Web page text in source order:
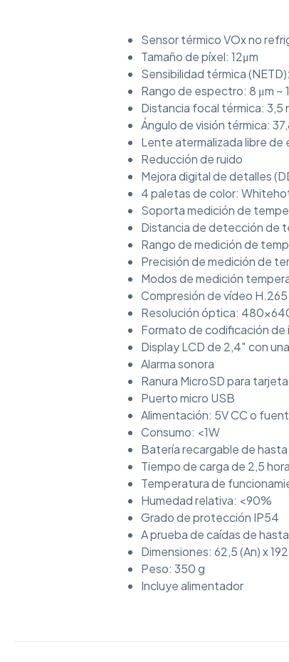
Sensor térmico VOx no
Tamaño de píxel: 12μm
Sensibilidad térmica
Rango de espectro: 8 μm ~
Distancia focal térmica: 3,5
Ángulo de visión térmica:
Lente atermalizada libre de
Reducción de ruido
Mejora digital de detalles
4 paletas de color:
Soporta medición de
Distancia de detección de
Rango de medición de
Precisión de medición de
Modos de medición
Compresión de vídeo H.265
Resolución óptica:
Formato de codificación de
Display LCD de 2,4″ con
Alarma sonora
Ranura MicroSD para
Puerto micro USB
Alimentación: 5V CC o
Consumo: <1W
Batería recargable de
Tiempo de carga de 2,5
Temperatura de
Humedad relativa: <90%
Grado de protección IP54
A prueba de caídas de
Dimensiones: 62,5 (An) x
Peso: 350 g
Incluye alimentador